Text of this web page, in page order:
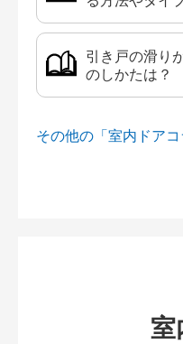
引き戸の滑り
のしかたは？
その他の「室内ドア
室